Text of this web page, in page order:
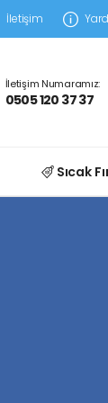
İletişim
İletişim Numaramız:
0505 120 37 37
Sıcak